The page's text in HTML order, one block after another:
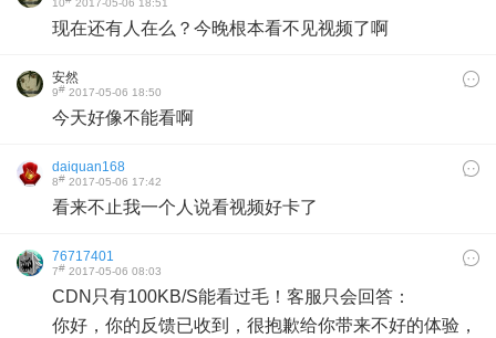
10 2017-05-06 18:51
现在还有人在么？今晚根本看不见视频了啊
安然
9# 2017-05-06 18:50
今天好像不能看啊
daiquan168
8# 2017-05-06 17:42
看来不止我一个人说看视频好卡了
76717401
7# 2017-05-06 08:03
CDN只有100KB/S能看过毛！客服只会回答：
你好，你的反馈已收到，很抱歉给你带来不好的体验，